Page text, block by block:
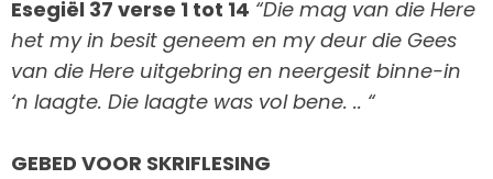
Esegiël 37 verse 1 tot 14 “Die mag van die Here
het my in besit geneem en my deur die Gees
van die Here uitgebring en neergesit binne-in
‘n laagte. Die laagte was vol bene. .. “
GEBED VOOR SKRIFLESING